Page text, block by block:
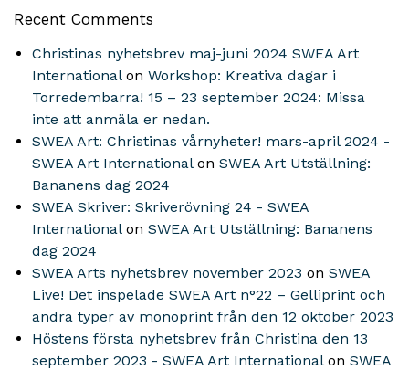
Recent Comments
Christinas nyhetsbrev maj-juni 2024 SWEA Art
Internationalon Workshop: Kreativa dagar i
Torredembarra! 15 – 23 september 2024: Missa
inte att anmäla er nedan.
SWEA Art: Christinas vårnyheter! mars-april 2024 -
SWEA Art Internationalon SWEA Art Utställning:
Bananens dag 2024
SWEA Skriver: Skriverövning 24 - SWEA
Internationalon SWEA Art Utställning: Bananens
dag 2024
SWEA Arts nyhetsbrev november 2023 on SWEA
Live! Det inspelade SWEA Art n°22 – Gelliprint och
andra typer av monoprint från den 12 oktober 2023
Höstens första nyhetsbrev från Christina den 13
september 2023 - SWEA Art Internationalon SWEA